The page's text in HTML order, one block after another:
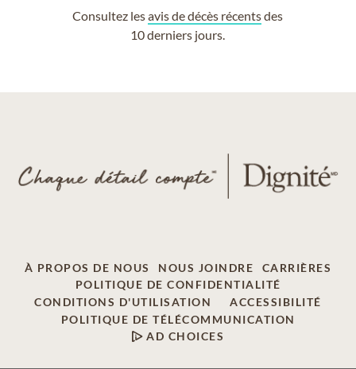
Consultez lesavis de décès récentsdes
10 derniers jours.
À PROPOS DE NOUS NOUS JOINDRE
CARRIÈRES
POLITIQUE DE CONFIDENTIALITÉ
CONDITIONS D'UTILISATION
ACCESSIBILITÉ
POLITIQUE DE TÉLÉCOMMUNICATION
AD CHOICES